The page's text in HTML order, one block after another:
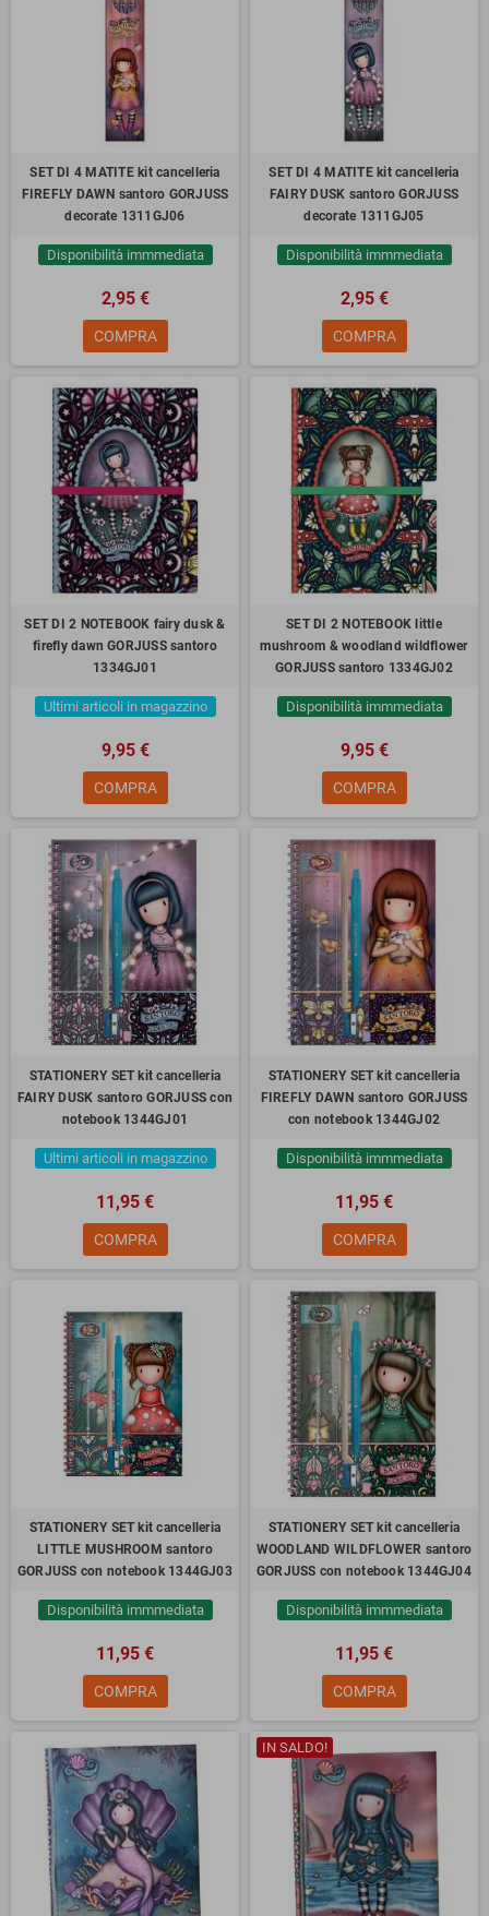
SET DI 4 MATITE kit cancelleria
FIREFLY DAWN santoro GORJUSS
decorate 1311GJ06
Disponibilità immmediata
2,95 €
COMPRA
SET DI 4 MATITE kit cancelleria
FAIRY DUSK santoro GORJUSS
decorate 1311GJ05
Disponibilità immmediata
2,95 €
COMPRA
SET DI 2 NOTEBOOK fairy dusk &
firefly dawn GORJUSS santoro
1334GJ01
Ultimi articoli in magazzino
9,95 €
COMPRA
SET DI 2 NOTEBOOK little
mushroom & woodland wildflower
GORJUSS santoro 1334GJ02
Disponibilità immmediata
9,95 €
COMPRA
STATIONERY SET kit cancelleria
FAIRY DUSK santoro GORJUSS con
notebook 1344GJ01
Ultimi articoli in magazzino
11,95 €
COMPRA
STATIONERY SET kit cancelleria
FIREFLY DAWN santoro GORJUSS
con notebook 1344GJ02
Disponibilità immmediata
11,95 €
COMPRA
STATIONERY SET kit cancelleria
LITTLE MUSHROOM santoro
GORJUSS con notebook 1344GJ03
Disponibilità immmediata
11,95 €
COMPRA
STATIONERY SET kit cancelleria
WOODLAND WILDFLOWER santoro
GORJUSS con notebook 1344GJ04
Disponibilità immmediata
11,95 €
COMPRA
IN SALDO!